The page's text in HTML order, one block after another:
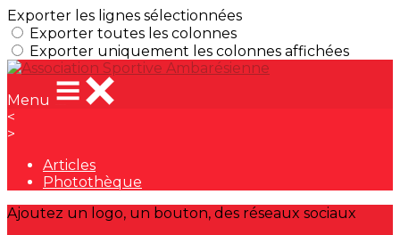
Exporter les lignes sélectionnées
Exporter toutes les colonnes
Exporter uniquement les colonnes affichées
Menu
<
>
Articles
Photothèque
Ajoutez un logo, un bouton, des réseaux sociaux